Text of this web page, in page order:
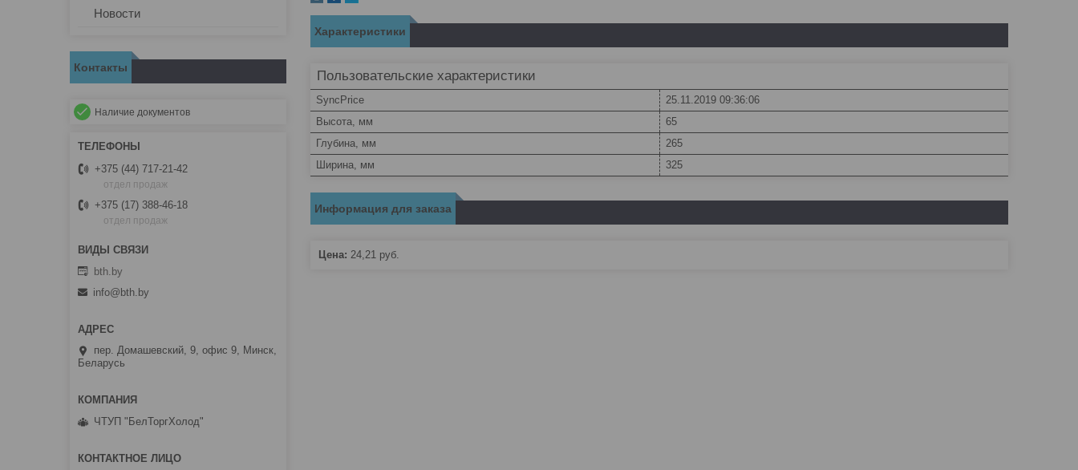
Характеристики
Пользовательские характеристики
SyncPrice
25.11.2019 09:36:06
Высота, мм
65
Глубина, мм
265
Ширина, мм
325
Информация для заказа
Цена: 24,21 руб.
Новости
Контакты
Наличие документов
+375 (44) 717-21-42
отдел продаж
+375 (17) 388-46-18
отдел продаж
bth.by
info@bth.by
пер. Домашевский, 9, офис 9, Минск,
Беларусь
ЧТУП "БелТоргХолод"